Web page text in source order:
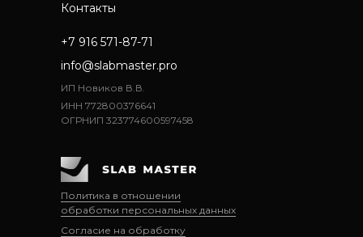
Согласие на обработку
Политика в отношении
обработки персональных данных
+7 916 571-87-71
info@slabmaster.pro
Контакты
ИНН 772800376641
ОГРНИП 323774600597458
ИП Новиков В.В.